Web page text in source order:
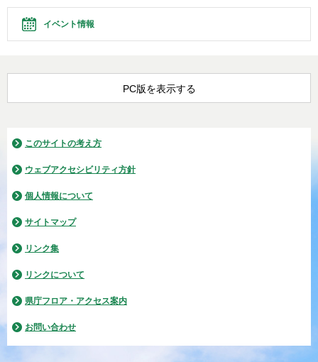
イベント情報
PC版を表示する
このサイトの考え方
ウェブアクセシビリティ方針
個人情報について
サイトマップ
リンク集
リンクについて
県庁フロア・アクセス案内
お問い合わせ